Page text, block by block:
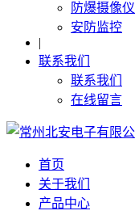
防爆摄像仪
安防监控
|
联系我们
联系我们
在线留言
首页
关于我们
产品中心